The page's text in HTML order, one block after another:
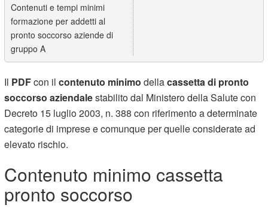
Contenuti e tempi minimi
formazione per addetti al
pronto soccorso aziende di
gruppo A
Il PDFcon ilcontenuto minimo dellacassetta di pronto
soccorso aziendalestabilito dal Ministero della Salute con
Decreto 15 luglio 2003, n. 388 con riferimento a determinate
categorie di imprese e comunque per quelle considerate ad
elevato rischio.
Contenuto minimo cassetta
pronto soccorso